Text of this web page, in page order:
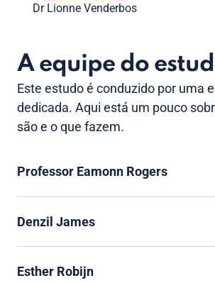
Dr Lionne Venderbos
A equipe do
Este estudo é conduzido por uma
dedicada. Aqui está um pouco
são e o que fazem.
Professor Eamonn Rogers
Denzil James
Esther Robijn